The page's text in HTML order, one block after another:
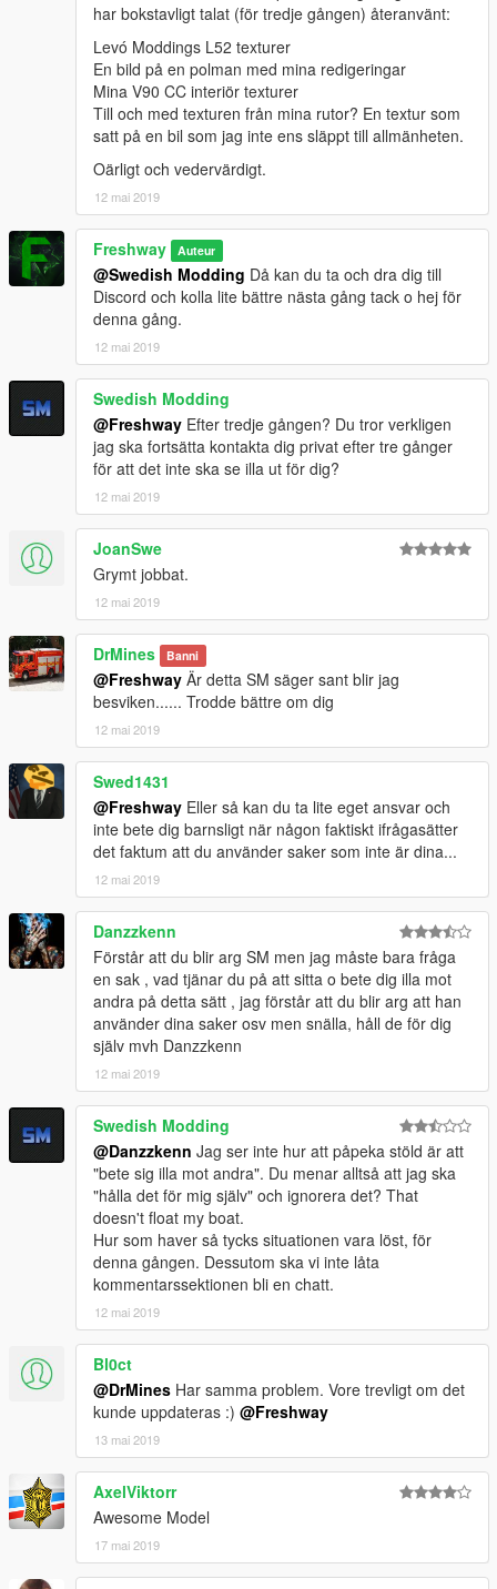
har bokstavligt talat (för tredje gången) återanvänt:
Levó Moddings L52 texturer
En bild på en polman med mina redigeringar
Mina V90 CC interiör texturer
Till och med texturen från mina rutor? En textur som
satt på en bil som jag inte ens släppt till allmänheten.
Oärligt och vedervärdigt.
12 mai 2019
Freshway Auteur
@Swedish Modding Då kan du ta och dra dig till
Discord och kolla lite bättre nästa gång tack o hej för
denna gång.
12 mai 2019
Swedish Modding
@Freshway Efter tredje gången? Du tror verkligen
jag ska fortsätta kontakta dig privat efter tre gånger
för att det inte ska se illa ut för dig?
12 mai 2019
JoanSwe
Grymt jobbat.
12 mai 2019
DrMines Banni
@Freshway Är detta SM säger sant blir jag
besviken...... Trodde bättre om dig
12 mai 2019
Swed1431
@Freshway Eller så kan du ta lite eget ansvar och
inte bete dig barnsligt när någon faktiskt ifrågasätter
det faktum att du använder saker som inte är dina...
12 mai 2019
Danzzkenn
Förstår att du blir arg SM men jag måste bara fråga
en sak , vad tjänar du på att sitta o bete dig illa mot
andra på detta sätt , jag förstår att du blir arg att han
använder dina saker osv men snälla, håll de för dig
själv mvh Danzzkenn
12 mai 2019
Swedish Modding
@Danzzkenn Jag ser inte hur att påpeka stöld är att
"bete sig illa mot andra". Du menar alltså att jag ska
"hålla det för mig själv" och ignorera det? That
doesn't float my boat.
Hur som haver så tycks situationen vara löst, för
denna gången. Dessutom ska vi inte låta
kommentarssektionen bli en chatt.
12 mai 2019
Bl0ct
@DrMines Har samma problem. Vore trevligt om det
kunde uppdateras :) @Freshway
13 mai 2019
AxelViktorr
Awesome Model
17 mai 2019